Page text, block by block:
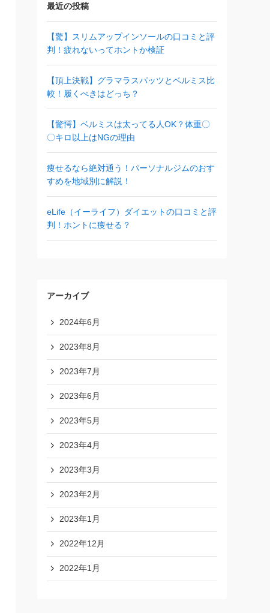
最近の投稿
【驚】スリムアップインソールの口コミと評
判！疲れないってホントか検証
【頂上決戦】グラマラスパッツとベルミス比
較！履くべきはどっち？
【驚愕】ベルミスは太ってる人OK？体重〇
〇キロ以上はNGの理由
痩せるなら絶対通う！パーソナルジムのおす
すめを地域別に解説！
eLife（イーライフ）ダイエットの口コミと評
判！ホントに痩せる？
アーカイブ
2024年6月
2023年8月
2023年7月
2023年6月
2023年5月
2023年4月
2023年3月
2023年2月
2023年1月
2022年12月
2022年1月